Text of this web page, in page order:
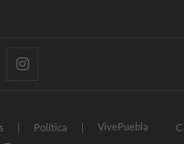
instagram
Política VivePuebla